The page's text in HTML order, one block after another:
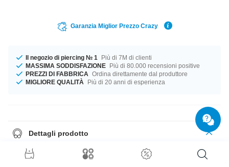
Garanzia Miglior Prezzo Crazy
Il negozio di piercing № 1
Più di 7M di clienti
MASSIMA SODDISFAZIONE Più di 80.000 recensioni positive
PREZZI DI FABBRICA Ordina direttamente dal produttore
MIGLIORE QUALITÀ
Più di 20 anni di esperienza
Dettagli prodotto
Questo articolo ti aspetta nelle misure 1.2 mm e 1.6 mm È possibile
selezionare una lunghezza da 5 mm o 12 mm. La pallina di questo